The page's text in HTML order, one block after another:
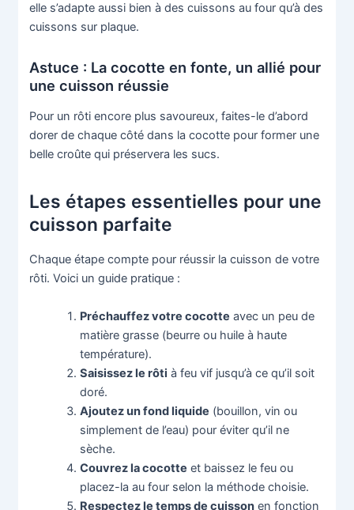
elle s’adapte aussi bien à des cuissons au four qu’à des
cuissons sur plaque.
Astuce : La cocotte en fonte, un allié pour
une cuisson réussie
Pour un rôti encore plus savoureux, faites-le d’abord
dorer de chaque côté dans la cocotte pour former une
belle croûte qui préservera les sucs.
Les étapes essentielles pour une
cuisson parfaite
Chaque étape compte pour réussir la cuisson de votre
rôti. Voici un guide pratique :
Préchauffez votre cocotte avec un peu de
matière grasse (beurre ou huile à haute
température).
Saisissez le rôti à feu vif jusqu’à ce qu’il soit
doré.
Ajoutez un fond liquide (bouillon, vin ou
simplement de l’eau) pour éviter qu’il ne
sèche.
Couvrez la cocotte et baissez le feu ou
placez-la au four selon la méthode choisie.
Respectez le temps de cuisson en fonction